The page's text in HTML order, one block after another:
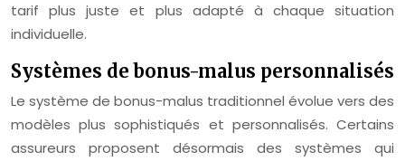
tarif plus juste et plus adapté à chaque situation
individuelle.
Systèmes de bonus-malus personnalisés
Le système de bonus-malus traditionnel évolue vers des
modèles plus sophistiqués et personnalisés. Certains
assureurs proposent désormais des systèmes qui